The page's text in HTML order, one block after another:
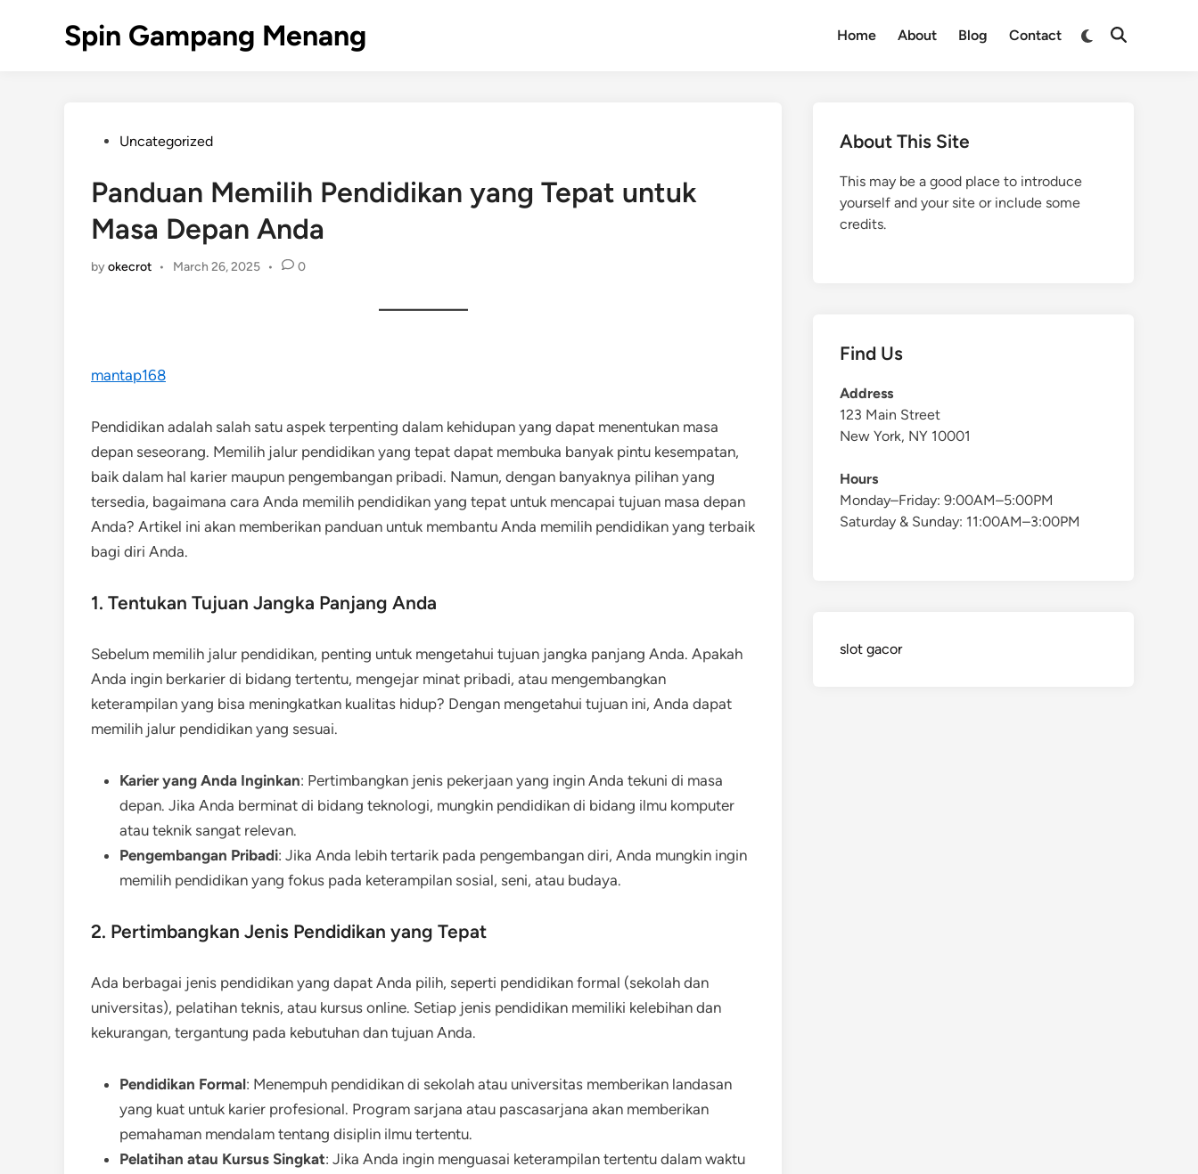
Spin Gampang Menang Home About Blog Contact
Switch
Open
PostedUncategorized
Panduan Memilih Pendidikan yang Tepat untuk
Masa Depan Anda
byokecrot • March 26, 2025 • 0
mantap168
Pendidikan adalah salah satu aspek terpenting dalam kehidupan yang dapat menentukan masa
depan seseorang. Memilih jalur pendidikan yang tepat dapat membuka banyak pintu kesempatan,
baik dalam hal karier maupun pengembangan pribadi. Namun, dengan banyaknya pilihan yang
tersedia, bagaimana cara Anda memilih pendidikan yang tepat untuk mencapai tujuan masa depan
Anda? Artikel ini akan memberikan panduan untuk membantu Anda memilih pendidikan yang terbaik
bagi diri Anda.
1. Tentukan Tujuan Jangka Panjang Anda
Sebelum memilih jalur pendidikan, penting untuk mengetahui tujuan jangka panjang Anda. Apakah
Anda ingin berkarier di bidang tertentu, mengejar minat pribadi, atau mengembangkan
keterampilan yang bisa meningkatkan kualitas hidup? Dengan mengetahui tujuan ini, Anda dapat
memilih jalur pendidikan yang sesuai.
Karier yang Anda Inginkan: Pertimbangkan jenis pekerjaan yang ingin Anda tekuni di masa
depan. Jika Anda berminat di bidang teknologi, mungkin pendidikan di bidang ilmu komputer
atau teknik sangat relevan.
Pengembangan Pribadi: Jika Anda lebih tertarik pada pengembangan diri, Anda mungkin ingin
memilih pendidikan yang fokus pada keterampilan sosial, seni, atau budaya.
2. Pertimbangkan Jenis Pendidikan yang Tepat
Ada berbagai jenis pendidikan yang dapat Anda pilih, seperti pendidikan formal (sekolah dan
universitas), pelatihan teknis, atau kursus online. Setiap jenis pendidikan memiliki kelebihan dan
kekurangan, tergantung pada kebutuhan dan tujuan Anda.
Pendidikan Formal: Menempuh pendidikan di sekolah atau universitas memberikan landasan
yang kuat untuk karier profesional. Program sarjana atau pascasarjana akan memberikan
pemahaman mendalam tentang disiplin ilmu tertentu.
Pelatihan atau Kursus Singkat: Jika Anda ingin menguasai keterampilan tertentu dalam waktu
About This Site
This may be a good place to introduce
yourself and your site or include some
credits.
Find Us
Address
123 Main Street
New York, NY 10001
Hours
Monday–Friday: 9:00AM–5:00PM
Saturday & Sunday: 11:00AM–3:00PM
slot gacor